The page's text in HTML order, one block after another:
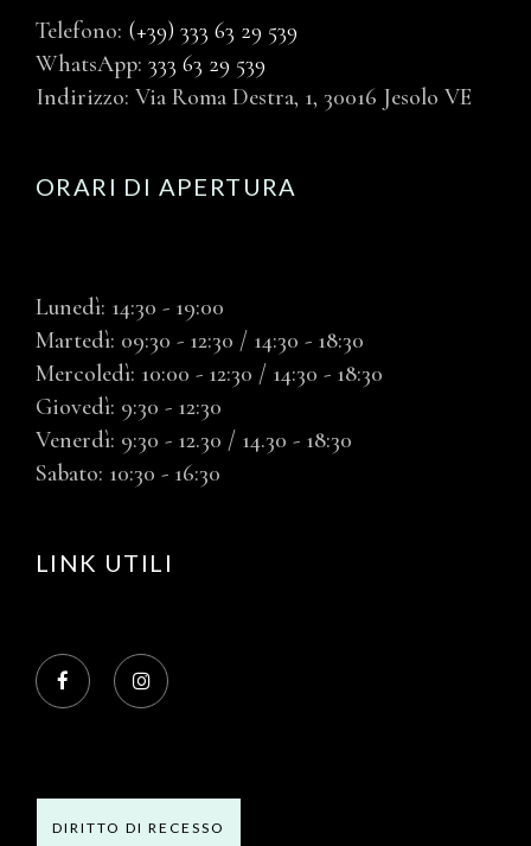
Telefono: (+39) 333 63 29 539
WhatsApp: 333 63 29 539
Indirizzo: Via Roma Destra, 1, 30016 Jesolo VE
ORARI DI APERTURA
Lunedì: 14:30 - 19:00
Martedì: 09:30 - 12:30 / 14:30 - 18:30
Mercoledì: 10:00 - 12:30 / 14:30 - 18:30
Giovedì: 9:30 - 12:30
Venerdì: 9:30 - 12.30 / 14.30 - 18:30
Sabato: 10:30 - 16:30
LINK UTILI
DIRITTO DI RECESSO